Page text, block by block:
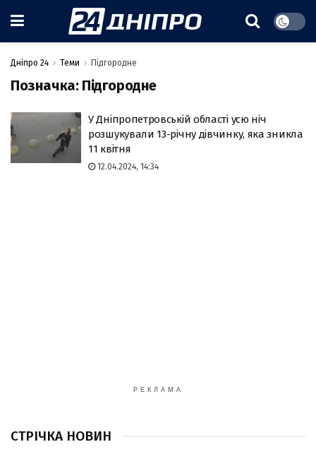
Дніпро 24 Теми Підгородне
Позначка: Підгородне
У Дніпропетровській області усю ніч
розшукували 13-річну дівчинку, яка зникла
11 квітня
12.04.2024, 14:34
РЕКЛАМА
СТРІЧКА НОВИН